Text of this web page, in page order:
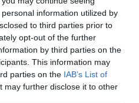
information utilized by
to third parties prior to
opt-out of the further
by third parties on the
This information may
parties on the IAB’s List of
may further disclose it to other